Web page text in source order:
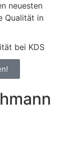
neuesten
Qualität in
bei KDS